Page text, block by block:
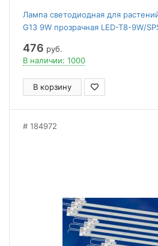
Лампа светодиодная для
G13 9W прозрачная LED-T8-9W/
476 руб.
В наличии: 1000
В корзину
184972